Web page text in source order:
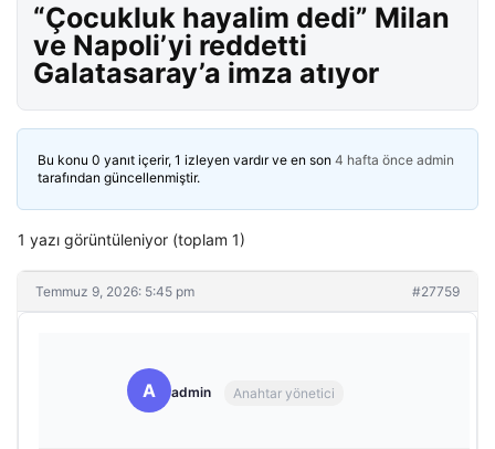
“Çocukluk hayalim dedi” Milan
ve Napoli’yi reddetti
Galatasaray’a imza atıyor
Bu konu 0 yanıt içerir, 1 izleyen vardır ve en son 4 hafta önce admin
tarafından güncellenmiştir.
1 yazı görüntüleniyor (toplam 1)
Temmuz 9, 2026: 5:45 pm #27759
A admin Anahtar yönetici